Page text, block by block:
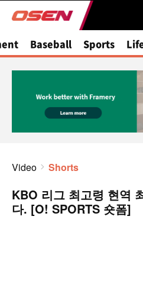
Baseball Sports
Video Shorts
KBO 리그 최고령 현역
다. [O! SPORTS 숏폼]